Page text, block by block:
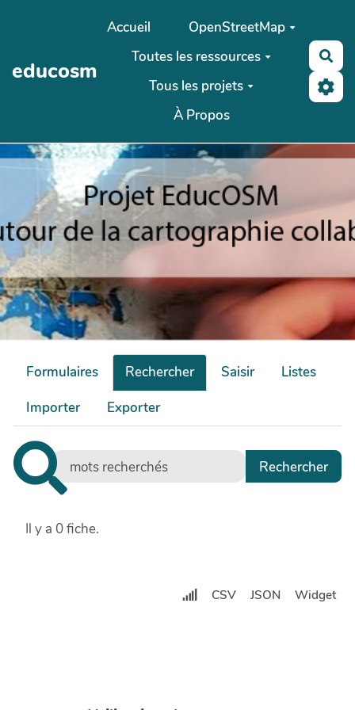
Aller au contenu principal
educosm
Accueil
OpenStreetMap
Toutes les ressources
Tous les projets
À Propos
Formulaires Rechercher Saisir
Listes
Importer
Exporter
Il y a 0 fiche.
CSV JSON Widget